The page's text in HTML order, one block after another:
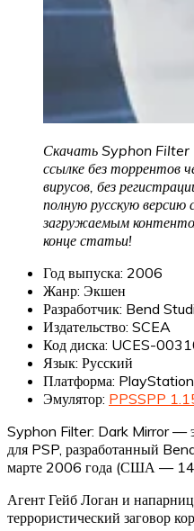
Скачать Syphon
ссылке без торрентов
вирусов, без
полную русскую версию
загружаемым
конце статьи!
Год выпуска: 2006
Жанр: Экшен
Разработчик: Bend
Издательство: SCEA
Код диска: UCES-
Язык: Русский
Платформа:
Эмулятор: PPSSPP
Syphon Filter: Dark Mirror —
для PSP, разработанный
марте 2006 года (США — 14
Агент Гейб Логан и
террористический заговор